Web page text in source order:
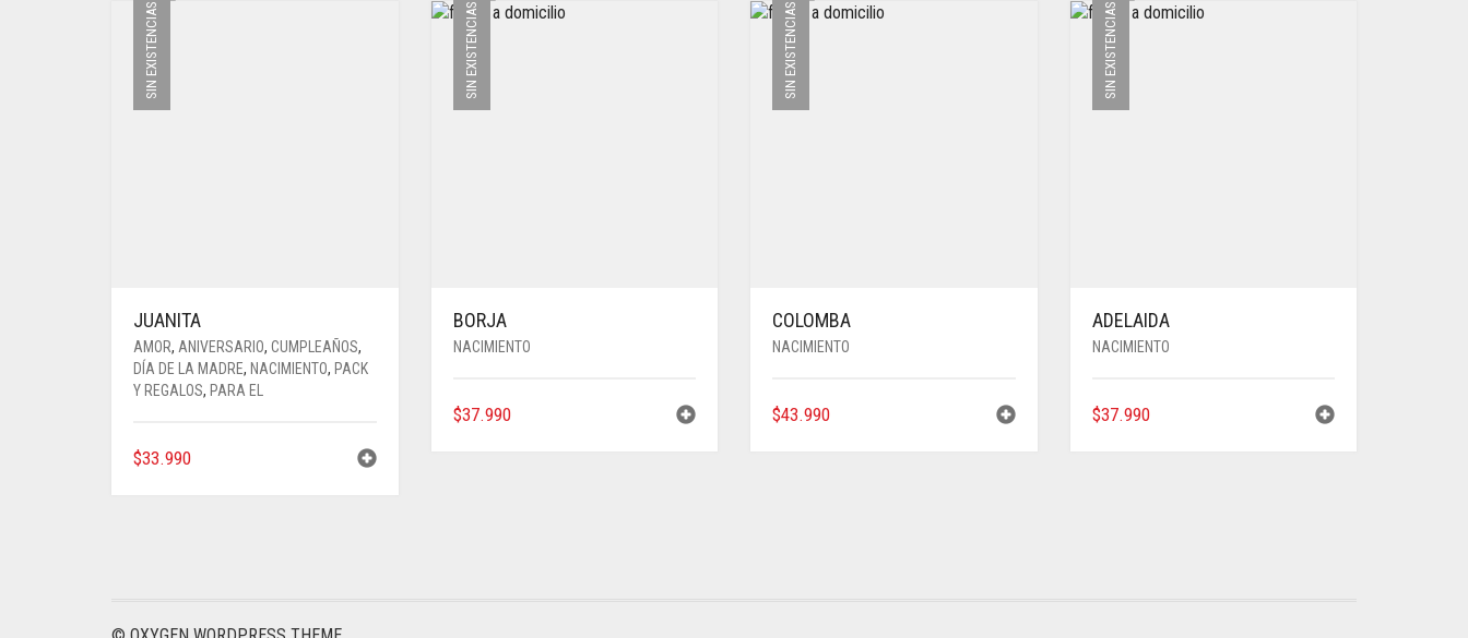
SIN EXISTENCIAS
JUANITA
AMOR, ANIVERSARIO, CUMPLEAÑOS,
DÍA DE LA MADRE, NACIMIENTO, PACK
Y REGALOS, PARA EL
$33.990
SIN EXISTENCIAS
BORJA
NACIMIENTO
$37.990
SIN EXISTENCIAS
COLOMBA
NACIMIENTO
$43.990
SIN EXISTENCIAS
ADELAIDA
NACIMIENTO
$37.990